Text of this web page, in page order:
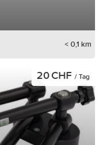
< 0,1 km
20 CHF / Tag